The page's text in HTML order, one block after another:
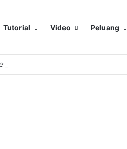
Tutorial Video Peluang
Performa Optimal untuk Bisnis Anda